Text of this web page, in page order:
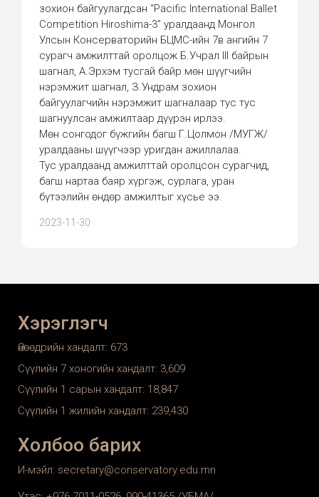
зохион байгуулагдсан “Pacific International Ballet
Competition Hiroshima-3” уралдаанд Монгол
Улсын Консерваторийн БЦМС-ийн 7в ангийн 7
сурагч амжилттай оролцож Б.Учрал III байрын
шагнал, А.Эрхэм тусгай байр мөн шүүгчийн
нэрэмжит шагнал, З.Ундрам зохион
байгуулагчийн нэрэмжит шагналаар тус тус
шагнуулсан амжилтаар дүүрэн ирлээ.
Мөн сонгодог бүжгийн багш Г.Цолмон /МУГЖ/
уралдааны шүүгчээр уригдан ажиллалаа.
Тус уралдаанд амжилттай оролцсон сурагчид,
багш нартаа баяр хүргэж, сурлага, уран
бүтээлийн өндөр амжилтыг хүсье ээ.
2023-11-30
Хэрэглэгч
Өнөөдрийн хандалт: 673
Сүүлийн 7 хоногийн хандалт: 3,609
Сүүлийн 1 сарын хандалт: 18,847
Сүүлийн 1 жилийн хандалт: 239,430
Холбоо барих
И-мэйл: secretary@conservatory.edu.mn